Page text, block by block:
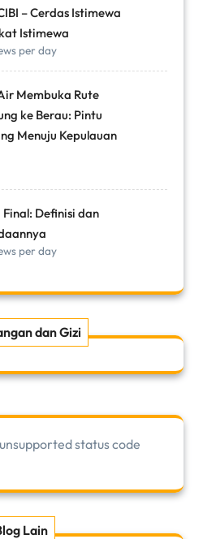
– Cerdas Istimewa
Istimewa
per day
Membuka Rute
ke Berau: Pintu
Menuju Kepulauan
Definisi dan
per day
dan Gizi
status code
Lain